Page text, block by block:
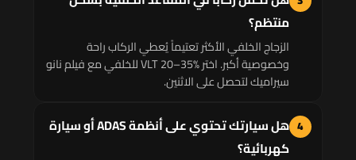
منتظم؟
الزجاج الخلفي الأكثر تعتيماً يُعطي الركاب راحة
وخصوصية أكبر. اختر VLT 20–35% للخلفي مع فيلم نانو
سيراميك لتحصل على الاثنين.
4
هل سيارتك تحتوي على أنظمة ADAS أو سيارة
كهربائية؟